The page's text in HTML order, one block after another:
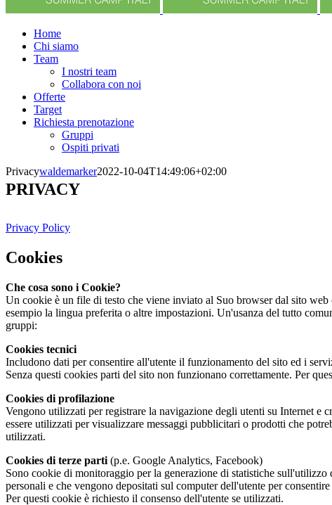
Home
Chi siamo
Team
I nostri team
Collabora con noi
Offerte
Target
Richiesta prenotazione
Gruppi
Ospiti privati
Privacywaldemarker2022-10-04T14:49:06+02:00
PRIVACY
Privacy Policy
Cookies
Che cosa sono i Cookie?
Un cookie è un file di testo che viene inviato al Suo browser dal sito
esempio la lingua preferita o altre impostazioni. Un'usanza del tutto
gruppi:
Cookies tecnici
Includono dati per consentire all'utente il funzionamento del sito ed i
Senza questi cookies parti del sito non funzionano correttamente. Per
Cookies di profilazione
Vengono utilizzati per registrare la navigazione degli utenti su Internet e
essere utilizzati per visualizzare messaggi pubblicitari o prodotti che
utilizzati.
Cookies di terze parti (p.e. Google Analytics, Facebook)
Sono cookie di monitoraggio per la generazione di statistiche
personali e che vengono depositati sul computer dell'utente per
Per questi cookie è richiesto il consenso dell'utente se utilizzati.